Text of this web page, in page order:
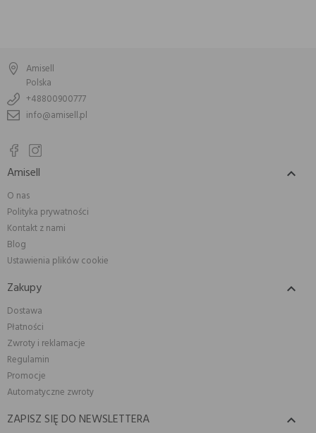
Amisell
Polska
+48800900777
info@amisell.pl
Amisell 
O nas
Polityka prywatności
Kontakt z nami
Blog
Ustawienia plików cookie
Zakupy 
Dostawa
Płatności
Zwroty i reklamacje
Regulamin
Promocje
Automatyczne zwroty
ZAPISZ SIĘ DO NEWSLETTERA 